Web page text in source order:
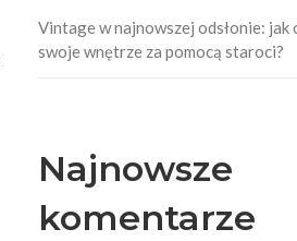
Vintage w najnowszej odsłonie: jak
swoje wnętrze za pomocą staroci?
Najnowsze
komentarze